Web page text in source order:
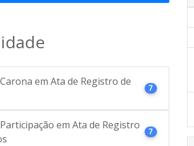
em Ata de Registro de
7
em Ata de Registro
7